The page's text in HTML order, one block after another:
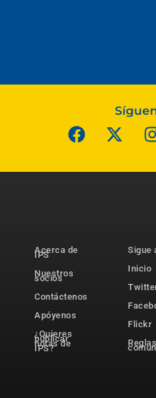
Acerca de
IPS
Nuestros
socios
Contáctenos
Apóyenos
¿Quieres
publicar
notas de
IPS?
Sigue
Inicio
Flickr